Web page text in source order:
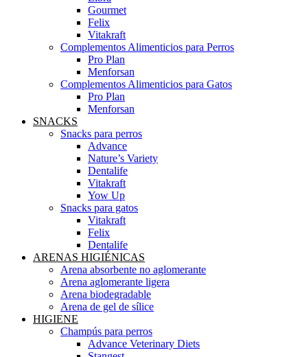
Gourmet
Felix
Vitakraft
Complementos Alimenticios para Perros
Pro Plan
Menforsan
Complementos Alimenticios para Gatos
Pro Plan
Menforsan
SNACKS
Snacks para perros
Advance
Nature’s Variety
Dentalife
Vitakraft
Yow Up
Snacks para gatos
Vitakraft
Felix
Dentalife
ARENAS HIGIÉNICAS
Arena absorbente no aglomerante
Arena aglomerante ligera
Arena biodegradable
Arena de gel de sílice
HIGIENE
Champús para perros
Advance Veterinary Diets